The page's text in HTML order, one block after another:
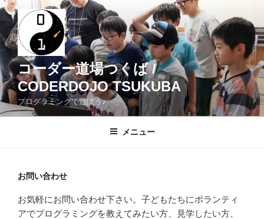
コ
ン
テ
ン
ツ
へ
ス
キ
ッ
コーダー道場つくば /
CODERDOJO TSUKUBA
プログラミングで遊ぼう♪
メニュー
お問い合わせ
お気軽にお問い合わせ下さい。子どもたちにボランティ
アでプログラミングを教えてみたい方、見学したい方、